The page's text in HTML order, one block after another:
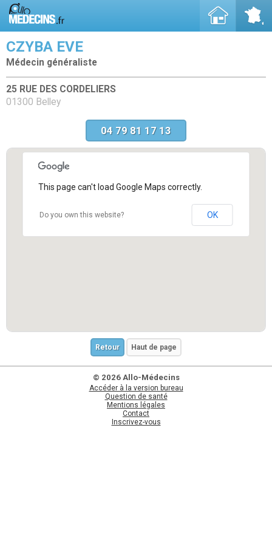
CZYBA EVE
Médecin généraliste
25 RUE DES CORDELIERS
01300 Belley
04 79 81 17 13
This page can't load Google Maps correctly.
Do you own this website? OK
Retour Haut de page
© 2026 Allo-Médecins
Accéder à la version bureau
Question de santé
Mentions légales
Contact
Inscrivez-vous